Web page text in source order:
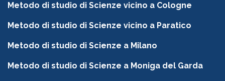
Metodo di studio di Scienze vicino a Cologne
Metodo di studio di Scienze vicino a Paratico
Metodo di studio di Scienze a Milano
Metodo di studio di Scienze a Moniga del Garda